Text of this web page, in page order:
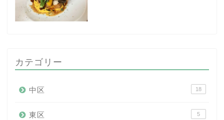
カテゴリー
中区 18
東区 5